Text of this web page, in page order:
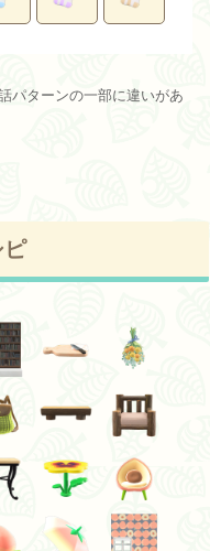
パターンの一部に違いがあ
ピ